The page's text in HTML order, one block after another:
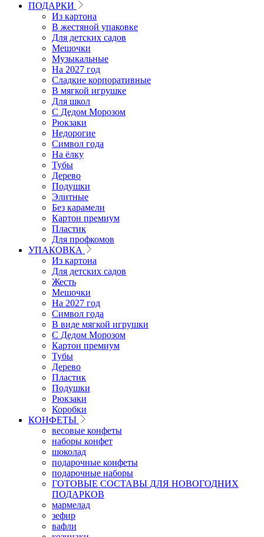
ПОДАРКИ
Из картона
В жестяной упаковке
Для детских садов
Мешочки
Музыкальные
На 2027 год
Сладкие корпоративные
В мягкой игрушке
Для школ
С Дедом Морозом
Рюкзаки
Недорогие
Символ года
На ёлку
Тубы
Дерево
Подушки
Элитные
Без карамели
Картон премиум
Пластик
Для профкомов
УПАКОВКА
Из картона
Для детских садов
Жесть
Мешочки
На 2027 год
Символ года
В виде мягкой игрушки
С Дедом Морозом
Картон премиум
Тубы
Дерево
Пластик
Подушки
Рюкзаки
Коробки
КОНФЕТЫ
весовые конфеты
наборы конфет
шоколад
подарочные конфеты
подарочные наборы
ГОТОВЫЕ СОСТАВЫ ДЛЯ НОВОГОДНИХ
ПОДАРКОВ
мармелад
зефир
вафли